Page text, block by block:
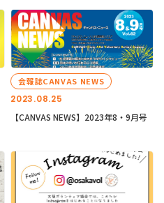
2023.08.25
会報誌CANVAS NEWS
【CANVAS NEWS】2023年8・9月号